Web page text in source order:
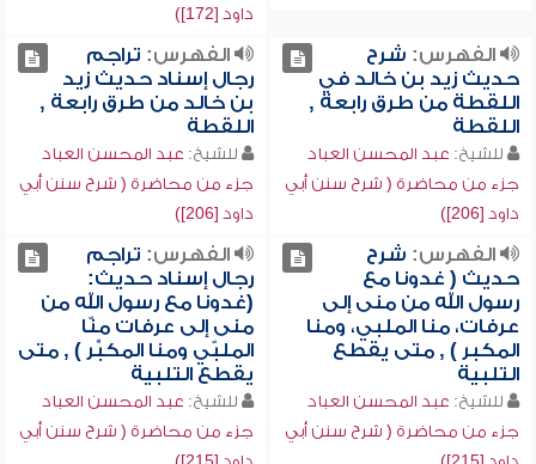
داود [172])
الفهرس: شرح
حديث زيد بن خالد في
اللقطة من طرق رابعة ,
اللقطة
للشيخ: عبد المحسن العباد
جزء من محاضرة ( شرح سنن أبي
داود [206])
الفهرس: تراجم
رجال إسناد حديث زيد
بن خالد من طرق رابعة ,
اللقطة
للشيخ: عبد المحسن العباد
جزء من محاضرة ( شرح سنن أبي
داود [206])
الفهرس: شرح
حديث ( غدونا مع
رسول الله من منى إلى
عرفات، منا الملبي، ومنا
المكبر ) , متى يقطع
التلبية
للشيخ: عبد المحسن العباد
جزء من محاضرة ( شرح سنن أبي
الفهرس: تراجم
رجال إسناد حديث:
(غدونا مع رسول الله من
منى إلى عرفات منّا
الملبّي ومنا المكبِّر ) , متى
يقطع التلبية
للشيخ: عبد المحسن العباد
جزء من محاضرة ( شرح سنن أبي